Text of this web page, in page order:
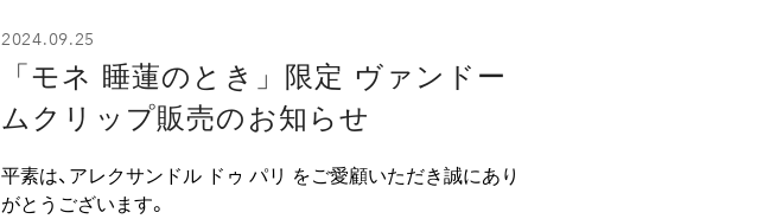
2024.09.25
「モネ 睡蓮のとき」限定 ヴァンドー
ムクリップ販売のお知らせ
平素は、アレクサンドル ドゥ パリ をご愛顧いただき誠にあり
がとうございます。